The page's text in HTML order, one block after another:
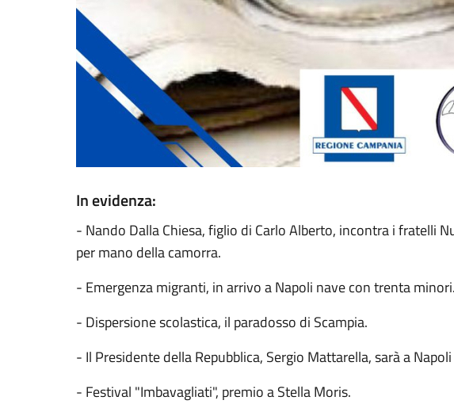
In evidenza:
- Nando Dalla Chiesa, figlio di Carlo Alberto, incontra i fratelli
per mano della camorra.
- Emergenza migranti, in arrivo a Napoli nave con trenta minori.
- Dispersione scolastica, il paradosso di Scampia.
- Il Presidente della Repubblica, Sergio Mattarella, sarà a
- Festival "Imbavagliati", premio a Stella Moris.